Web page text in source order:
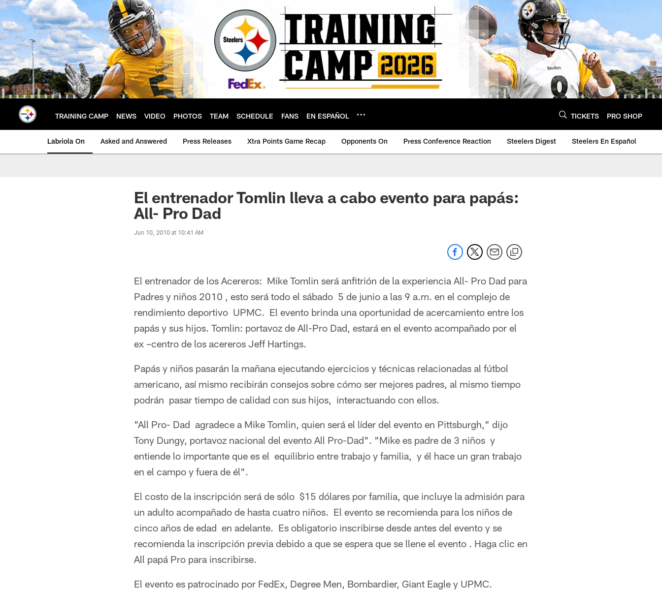
Skip
to
main
content
TRAINING CAMP NEWS VIDEO PHOTOS TEAM SCHEDULE FANS EN ESPAÑOL TICKETS PRO SHOP
Labriola On Asked and Answered Press Releases Xtra Points Game Recap Opponents On Press Conference Reaction Steelers Digest Steelers En Español
El entrenador Tomlin lleva a cabo evento para papás:
All- Pro Dad
Jun 10, 2010 at 10:41 AM
El entrenador de los Acereros: Mike Tomlin será anfitrión de la experiencia All- Pro Dad para
Padres y niños 2010 , esto será todo el sábado 5 de junio a las 9 a.m. en el complejo de
rendimiento deportivo UPMC. El evento brinda una oportunidad de acercamiento entre los
papás y sus hijos. Tomlin: portavoz de All-Pro Dad, estará en el evento acompañado por el
ex –centro de los acereros Jeff Hartings.
Papás y niños pasarán la mañana ejecutando ejercicios y técnicas relacionadas al fútbol
americano, así mismo recibirán consejos sobre cómo ser mejores padres, al mismo tiempo
podrán pasar tiempo de calidad con sus hijos, interactuando con ellos.
"All Pro- Dad agradece a Mike Tomlin, quien será el líder del evento en Pittsburgh," dijo
Tony Dungy, portavoz nacional del evento All Pro-Dad". "Mike es padre de 3 niños y
entiende lo importante que es el equilibrio entre trabajo y familia, y él hace un gran trabajo
en el campo y fuera de él".
El costo de la inscripción será de sólo $15 dólares por familia, que incluye la admisión para
un adulto acompañado de hasta cuatro niños. El evento se recomienda para los niños de
cinco años de edad en adelante. Es obligatorio inscribirse desde antes del evento y se
recomienda la inscripción previa debido a que se espera que se llene el evento . Haga clic en
All papá Pro para inscribirse.
El evento es patrocinado por FedEx, Degree Men, Bombardier, Giant Eagle y UPMC.